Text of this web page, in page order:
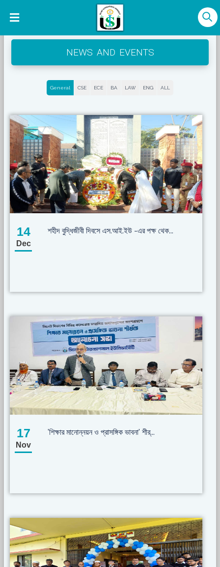
NEWS AND EVENTS
General CSE ECE BA LAW ENG ALL
14
Dec
শহীদ বুদ্ধিজীবী দিবসে এস.আই.ইউ -এর পক্ষ থেক...
17
Nov
'শিক্ষার মানোন্নয়ন ও প্রাসঙ্গিক ভাবনা' শীর্...